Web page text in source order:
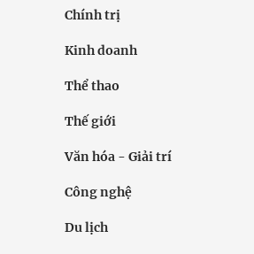
Chính trị
Kinh doanh
Thể thao
Thế giới
Văn hóa - Giải trí
Công nghệ
Du lịch